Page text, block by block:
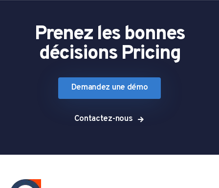
Prenez les bonnes
décisions Pricing
Demandez une démo
Contactez-nous